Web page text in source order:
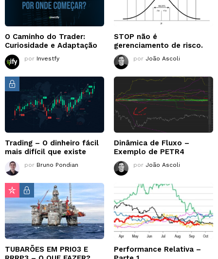
O Caminho do Trader:
Curiosidade e Adaptação
por Investfy
STOP não é
gerenciamento de risco.
por João Ascoli
Trading – O dinheiro fácil
mais difícil que existe
por Bruno Pondian
Dinâmica de Fluxo –
Exemplo de PETR4
por João Ascoli
TUBARÕES EM PRIO3 E
Performance Relativa –